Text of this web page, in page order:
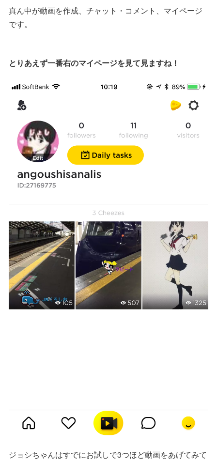
真ん中が動画を作成、チャット・コメント、マイページ
です。
とりあえず一番右のマイページを見て見ますね！
ジョシちゃんはすでにお試しで3つほど動画をあげてみて